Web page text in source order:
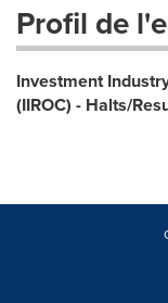
Profil de
Investment
(IIROC) - Halts/